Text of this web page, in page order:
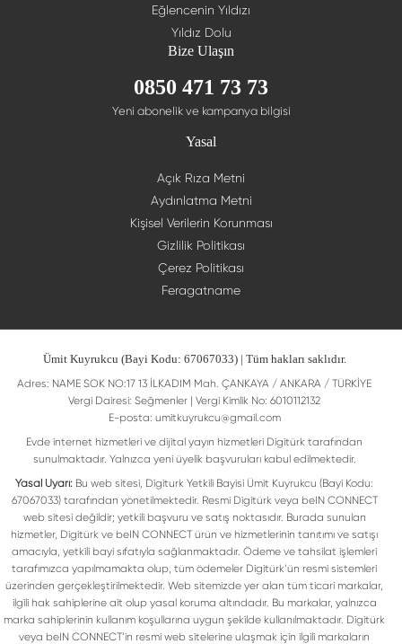
Eğlencenin Yıldızı
Yıldız Dolu
Bize Ulaşın
0850 471 73 73
Yeni abonelik ve kampanya bilgisi
Yasal
Açık Rıza Metni
Aydınlatma Metni
Kişisel Verilerin Korunması
Gizlilik Politikası
Çerez Politikası
Feragatname
Ümit Kuyrukcu (Bayi Kodu: 67067033) | Tüm hakları saklıdır.
Adres: NAME SOK NO:17 13 İLKADIM Mah. ÇANKAYA / ANKARA / TÜRKİYE
Vergi Dairesi: Seğmenler | Vergi Kimlik No: 6010112132
E-posta: umitkuyrukcu@gmail.com
Evde internet hizmetleri ve dijital yayın hizmetleri Digitürk tarafından
sunulmaktadır. Yalnızca yeni üyelik başvuruları kabul edilmektedir.
Yasal Uyarı: Bu web sitesi, Digiturk Yetkili Bayisi Ümit Kuyrukcu (Bayi Kodu:
67067033) tarafından yönetilmektedir. Resmi Digitürk veya beIN CONNECT
web sitesi değildir; yetkili başvuru ve satış noktasıdır. Burada sunulan
hizmetler, Digitürk ve beIN CONNECT ürün ve hizmetlerinin tanıtımı ve satışı
amacıyla, yetkili bayi sıfatıyla sağlanmaktadır. Ödeme ve tahsilat işlemleri
tarafımızca yapılmamakta olup, tüm ödemeler Digitürk’ün resmi sistemleri
üzerinden gerçekleştirilmektedir. Web sitemizde yer alan tüm ticari markalar,
ilgili hak sahiplerine ait olup yasal koruma altındadır. Bu markalar, yalnızca
marka sahiplerinin kullanım koşullarına uygun şekilde kullanılmaktadır. Digitürk
veya beIN CONNECT’in resmi web sitelerine ulaşmak için ilgili markaların